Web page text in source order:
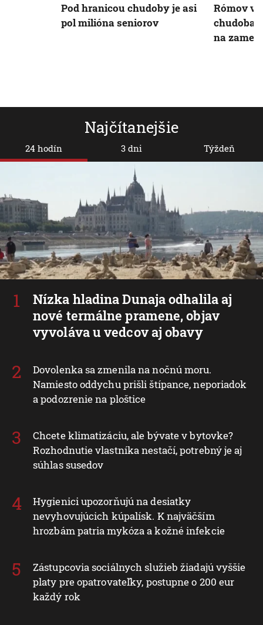
Najčítanejšie
24 hodín
Nízka hladina Dunaja odhalila aj
nové termálne pramene, objav
vyvoláva u vedcov aj obavy
Dovolenka sa zmenila na nočnú moru.
Namiesto oddychu prišli štípance, neporiadok
a podozrenie na ploštice
Chcete klimatizáciu, ale bývate v bytovke?
Rozhodnutie vlastníka nestačí, potrebný je aj
súhlas susedov
Hygienici upozorňujú na desiatky
nevyhovujúcich kúpalísk. K najväčším
hrozbám patria mykóza a kožné infekcie
Zástupcovia sociálnych služieb žiadajú vyššie
platy pre opatrovateľky, postupne o 200 eur
každý rok
3 dni Týždeň
Pod hranicou chudoby je asi
pol milióna seniorov
Rómov v
chudoba
na